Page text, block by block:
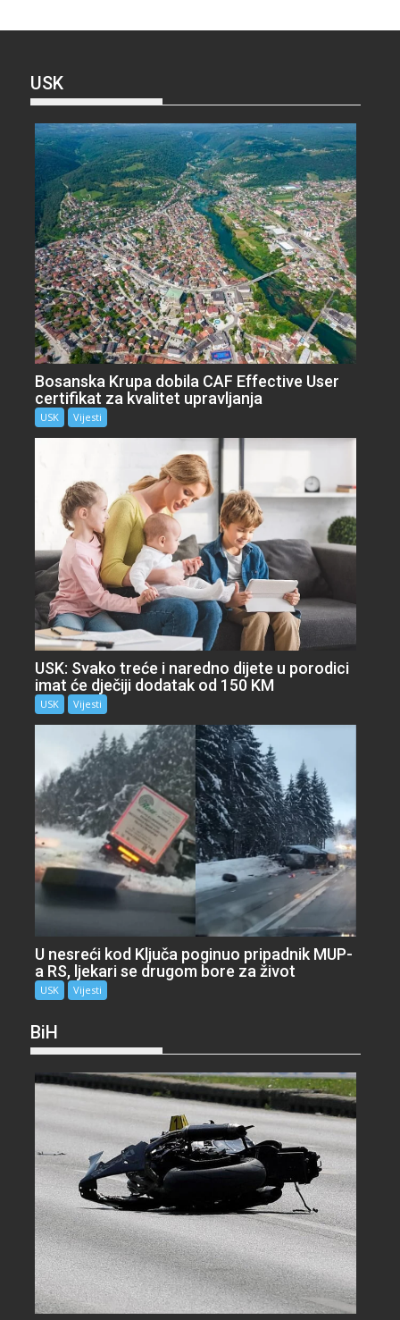
USK
Bosanska Krupa dobila CAF Effective User
certifikat za kvalitet upravljanja
USK Vijesti
USK: Svako treće i naredno dijete u porodici
imat će dječiji dodatak od 150 KM
USK Vijesti
U nesreći kod Ključa poginuo pripadnik MUP-
a RS, ljekari se drugom bore za život
USK Vijesti
BiH